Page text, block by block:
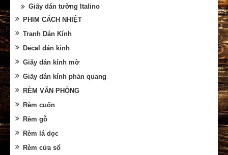
Giấy dán tường Italino
PHIM CÁCH NHIỆT
Tranh Dán Kính
Decal dán kính
Giấy dán kính mờ
Giấy dán kính phản quang
RÈM VĂN PHÒNG
Rèm cuốn
Rèm gỗ
Rèm lá dọc
Rèm cửa sổ